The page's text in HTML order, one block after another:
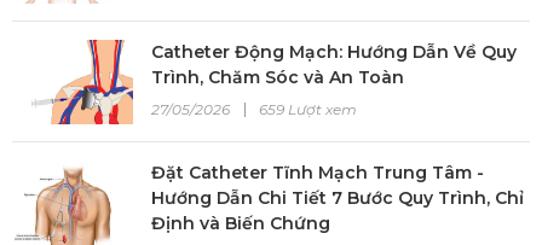
Catheter Động Mạch: Hướng Dẫn Về Quy
Trình, Chăm Sóc và An Toàn
27/05/2026 659 Lượt xem
Đặt Catheter Tĩnh Mạch Trung Tâm -
Hướng Dẫn Chi Tiết 7 Bước Quy Trình, Chỉ
Định và Biến Chứng